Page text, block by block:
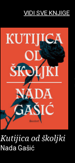
Kutijica od školjki
Nada Gašić
VIDI SVE KNJIGE